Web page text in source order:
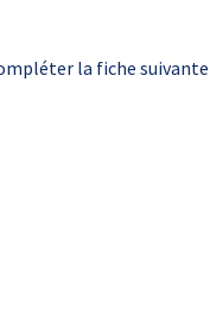
la fiche